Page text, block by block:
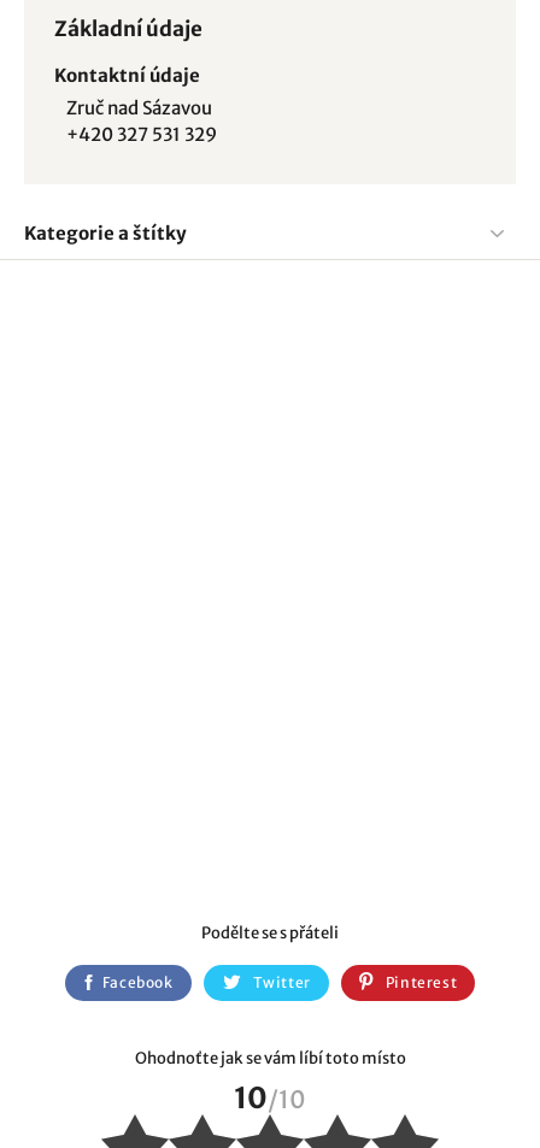
Základní údaje
Kontaktní údaje
Zruč nad Sázavou
+420 327 531 329
Kategorie a štítky
Ohodnoťte jak se vám líbí toto místo
10/10
Podělte se s přáteli
Facebook Twitter Pinterest